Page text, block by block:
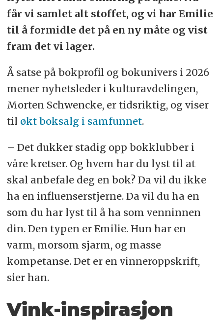
får vi samlet alt stoffet, og vi har Emilie
til å formidle det på en ny måte og vist
fram det vi lager.
Å satse på bokprofil og bokunivers i 2026
mener nyhetsleder i kulturavdelingen,
Morten Schwencke, er tidsriktig, og viser
til økt boksalg i samfunnet.
– Det dukker stadig opp bokklubber i
våre kretser. Og hvem har du lyst til at
skal anbefale deg en bok? Da vil du ikke
ha en influenserstjerne. Da vil du ha en
som du har lyst til å ha som venninnen
din. Den typen er Emilie. Hun har en
varm, morsom sjarm, og masse
kompetanse. Det er en vinneroppskrift,
sier han.
Vink-inspirasjon